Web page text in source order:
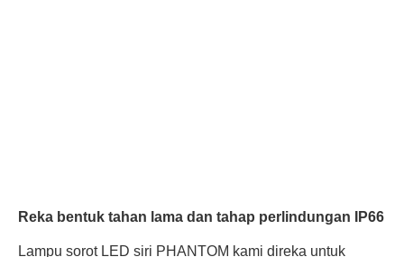
Reka bentuk tahan lama dan tahap perlindungan IP66
Lampu sorot LED siri PHANTOM kami direka untuk